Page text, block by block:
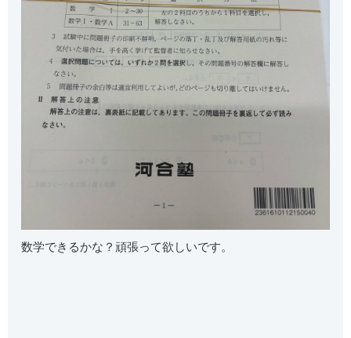
数学できるかな？頑張って欲しいです。